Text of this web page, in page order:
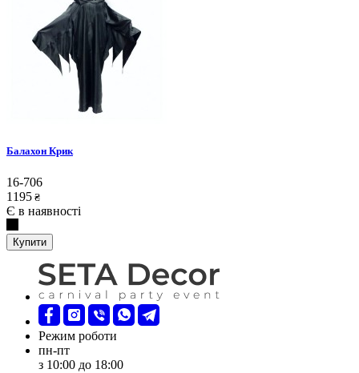
Балахон Крик
16-706
1195 ₴
Є в наявності
Купити
Режим роботи
пн-пт
з 10:00 до 18:00